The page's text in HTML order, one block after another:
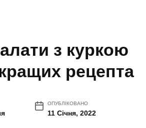
з куркою
рецепта
ОПУБЛІКОВАНО
11 Січня, 2022